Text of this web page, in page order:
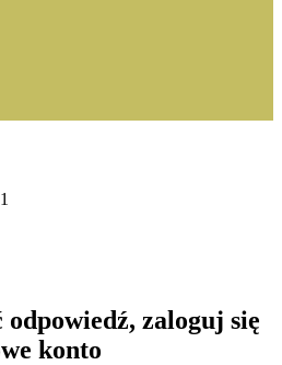
odpowiedź, zaloguj się
konto